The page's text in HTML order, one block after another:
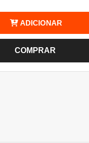
ADICIONAR
COMPRAR